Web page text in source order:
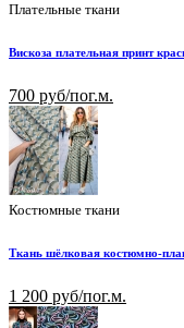
Плательные ткани
Вискоза плательная принт
700 руб/пог.м.
Костюмные ткани
Ткань шёлковая костюмно-
1 200 руб/пог.м.